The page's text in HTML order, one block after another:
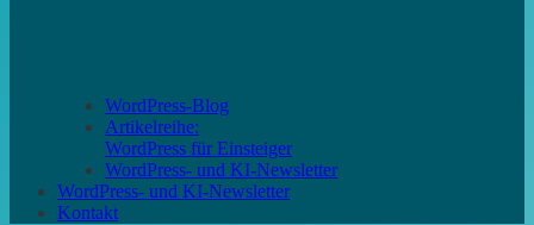
WordPress-Blog
Artikelreihe:
WordPress für Einsteiger
WordPress- und KI-Newsletter
WordPress- und KI-Newsletter
Kontakt